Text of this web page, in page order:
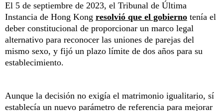
El 5 de septiembre de 2023, el Tribunal de Última
Instancia de Hong Kong resolvió que el gobierno tenía el
deber constitucional de proporcionar un marco legal
alternativo para reconocer las uniones de parejas del
mismo sexo, y fijó un plazo límite de dos años para su
establecimiento.
Aunque la decisión no exigía el matrimonio igualitario, sí
establecía un nuevo parámetro de referencia para mejorar